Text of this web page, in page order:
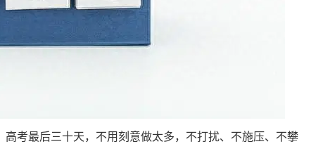
考最后三十天，不用刻意做太多，不打扰、不施压、不攀